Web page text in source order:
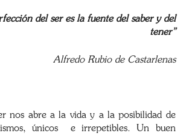
del ser es la fuente del saber y del
tener”
Alfredo Rubio de Castarlenas
nos abre a la vida y a la posibilidad de
únicos e irrepetibles. Un buen